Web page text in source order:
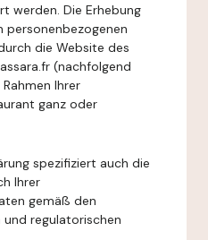
werden. Die Erhebung
personenbezogenen
die Website des
(nachfolgend
Ihrer
ganz oder
spezifiziert auch die
Ihrer
gemäß den
regulatorischen